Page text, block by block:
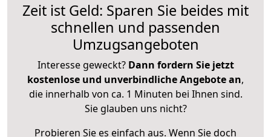
Zeit ist Geld: Sparen Sie beides mit
schnellen und passenden
Umzugsangeboten
Interesse geweckt? Dann fordern Sie jetzt
kostenlose und unverbindliche Angebote an,
die innerhalb von ca. 1 Minuten bei Ihnen sind.
Sie glauben uns nicht?
Probieren Sie es einfach aus. Wenn Sie doch